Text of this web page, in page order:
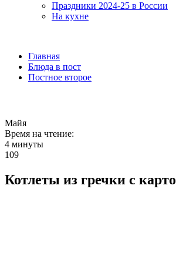
Праздники 2024-25 в России
На кухне
Главная
Блюда в пост
Постное второе
Майя
Время на чтение:
4 минуты
109
Котлеты из гречки с